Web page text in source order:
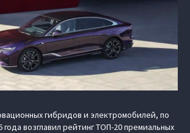
гибридов и электромобилей, по
года возглавил рейтинг ТОП-20 премиальных